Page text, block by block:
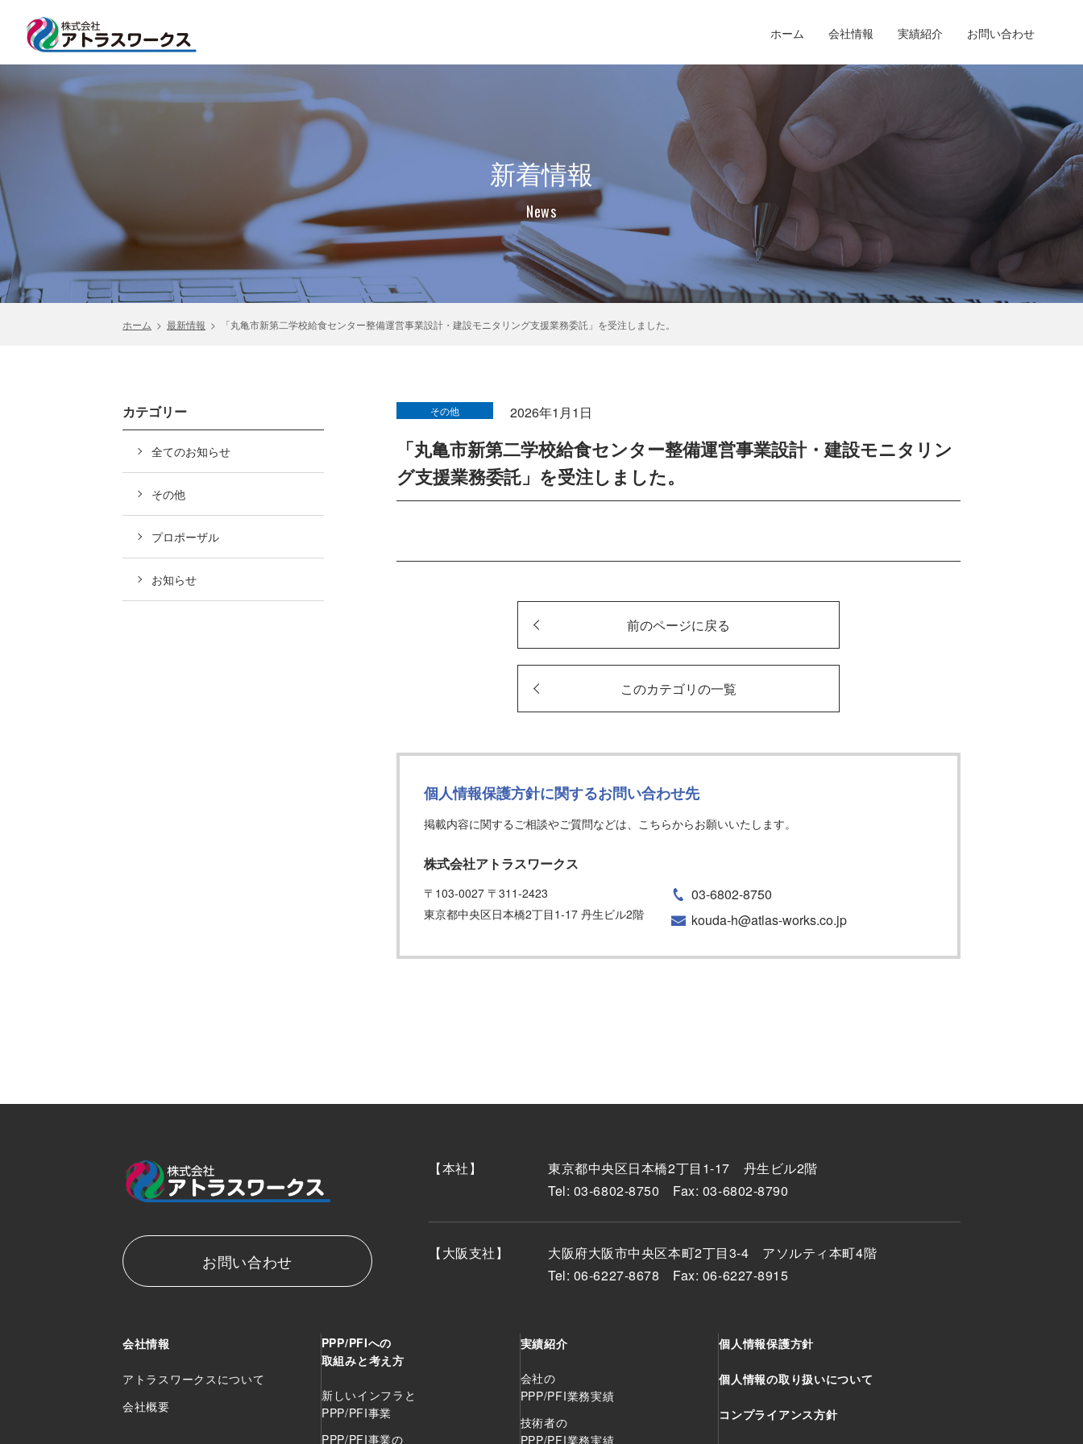
ホーム 会社情報 実績紹介 お問い合わせ
新着情報
News
ホーム > 最新情報 > 「丸亀市新第二学校給食センター整備運営事業設計・建設モニタリング支援業務委託」を受注しました。
その他 2026年1月1日
「丸亀市新第二学校給食センター整備運営事業設計・建設モニタリン
グ支援業務委託」を受注しました。
前のページに戻る
このカテゴリの一覧
個人情報保護方針に関するお問い合わせ先
掲載内容に関するご相談やご質問などは、こちらからお願いいたします。
株式会社アトラスワークス
〒103-0027 〒311-2423
東京都中央区日本橋2丁目1-17 丹生ビル2階
03-6802-8750
kouda-h@atlas-works.co.jp
カテゴリー
全てのお知らせ
その他
プロポーザル
お知らせ
【本社】 東京都中央区日本橋2丁目1-17 丹生ビル2階
Tel: 03-6802-8750 Fax: 03-6802-8790
【大阪支社】 大阪府大阪市中央区本町2丁目3-4 アソルティ本町4階
Tel: 06-6227-8678 Fax: 06-6227-8915
お問い合わせ
会社情報
アトラスワークスについて
会社概要
PPP/PFIへの
取組みと考え方
新しいインフラと
PPP/PFI事業
PPP/PFI事業の
実績紹介
会社の
PPP/PFI業務実績
技術者の
PPP/PFI業務実績
個人情報保護方針
個人情報の取り扱いについて
コンプライアンス方針